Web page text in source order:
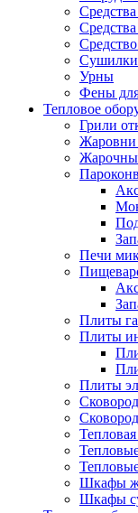
Сушилки
Урны
Фены
Тепловое
Грили
Жаровни
Печи
Плиты
Плиты
Плиты
Шкафы
Шкафы